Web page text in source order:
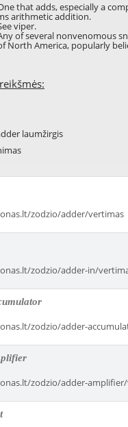
that adds, especially a
arithmetic addition.
viper.
of several nonvenomous
North America, popularly
laumžirgis
zodzio/adder/vertimas
zodzio/adder-in/
zodzio/adder-
zodzio/adder-